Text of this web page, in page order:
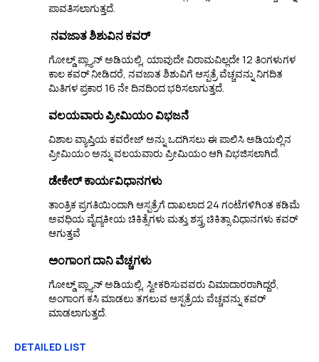
ಪಾವತಿಸಲಾಗುತ್ತದೆ.
ನವಜಾತ ಶಿಶುವಿನ ಕವರ್
ಗೋಲ್ಡ್ ಪ್ಲ್ಯಾನ್ ಅಡಿಯಲ್ಲಿ, ಯಾವುದೇ ವಿರಾಮವಿಲ್ಲದೇ 12 ತಿಂಗಳುಗಳ
ಕಾಲ ಕವರ್ ನೀಡಿದರೆ, ನವಜಾತ ಶಿಶುವಿಗೆ ಆಸ್ಪತ್ರೆ ವೆಚ್ಚವನ್ನು ನಿಗದಿತ
ಮಿತಿಗಳ ಪ್ರಕಾರ 16 ನೇ ದಿನದಿಂದ ಭರಿಸಲಾಗುತ್ತದೆ.
ವಲಯವಾರು ಪ್ರೀಮಿಯಂ ವಿಭಜನೆ
ವಿಶಾಲ ವ್ಯಾಪ್ತಿಯ ಕವರೇಜ್ ಅನ್ನು ಒದಗಿಸಲು ಈ ಪಾಲಿಸಿ ಅಡಿಯಲ್ಲಿನ
ಪ್ರೀಮಿಯಂ ಅನ್ನು ವಲಯವಾರು ಪ್ರೀಮಿಯಂ ಆಗಿ ವಿಭಜಿಸಲಾಗಿದೆ.
ಡೇಕೇರ್ ಕಾರ್ಯವಿಧಾನಗಳು
ತಾಂತ್ರಿಕ ಪ್ರಗತಿಯಿಂದಾಗಿ ಆಸ್ಪತ್ರೆಗೆ ದಾಖಲಾದ 24 ಗಂಟೆಗಳಿಗಿಂತ ಕಡಿಮೆ
ಅವಧಿಯ ವೈದ್ಯಕೀಯ ಚಿಕಿತ್ಸೆಗಳು ಮತ್ತು ಶಸ್ತ್ರ ಚಿಕಿತ್ಸಾ ವಿಧಾನಗಳು ಕವರ್
ಆಗುತ್ತವೆ
ಅಂಗಾಂಗ ದಾನಿ ವೆಚ್ಚಗಳು
ಗೋಲ್ಡ್ ಪ್ಲ್ಯಾನ್ ಅಡಿಯಲ್ಲಿ, ಸ್ವೀಕರಿಸುವವರು ವಿಮಾದಾರರಾಗಿದ್ದರೆ,
ಅಂಗಾಂಗ ಕಸಿ ಮಾಡಲು ತಗಲುವ ಆಸ್ಪತ್ರೆಯ ವೆಚ್ಚವನ್ನು ಕವರ್
ಮಾಡಲಾಗುತ್ತದೆ.
DETAILED LIST